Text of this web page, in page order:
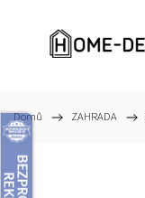
Domů / ZAHRADA /